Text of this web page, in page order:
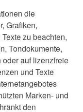
die
Grafiken,
zu beachten,
Tondokumente,
auf lizenzfreie
und Texte
Marken- und
den